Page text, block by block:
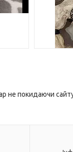
не покидаючи